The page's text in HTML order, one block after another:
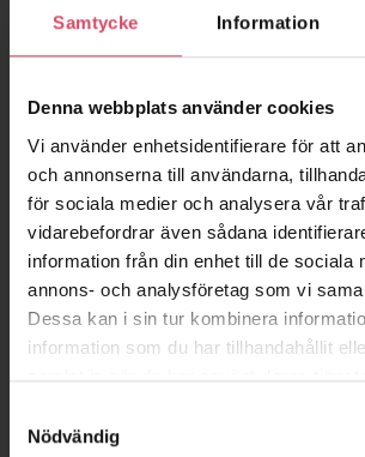
Samtycke Information
Denna webbplats använder cookies
Vi använder enhetsidentifierare för att
och annonserna till användarna,
för sociala medier och analysera vår
vidarebefordrar även sådana
information från din enhet till de sociala
annons- och analysföretag som vi
Dessa kan i sin tur kombinera
information som du har tillhandahållit
samlat in när du har använt deras
Nödvändig
Murdesigner
Med hjälp av Tegelmästers® Murdesigner
murbruk och förband. Du kan även blanda
Exportera din textur och applicera till din
hittar en beskrivning över hur du lägger in
program, underBIM.